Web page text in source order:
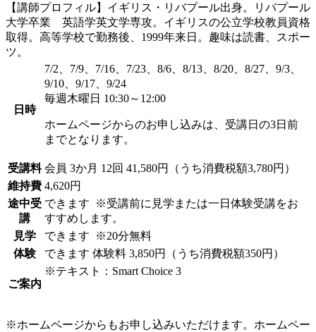
【講師プロフィル】イギリス・リバプール出身。リバプール
大学卒業 英語学英文学専攻。イギリスの公立学校教員資格
取得。高等学校で勤務後、1999年来日。趣味は読書、スポー
ツ。
日時
7/2、7/9、7/16、7/23、8/6、8/13、8/20、8/27、9/3、
9/10、9/17、9/24
毎週木曜日 10:30～12:00
ホームページからのお申し込みは、受講日の3日前
までとなります。
受講料 会員 3か月 12回 41,580円（うち消費税額3,780円）
維持費 4,620円
途中受
講
できます
※受講前に見学または一日体験受講をお
すすめします。
見学
できます
※20分無料
体験
できます 体験料 3,850円（うち消費税額350円）
ご案内
※テキスト：Smart Choice 3
※ホームページからもお申し込みいただけます。ホームペー